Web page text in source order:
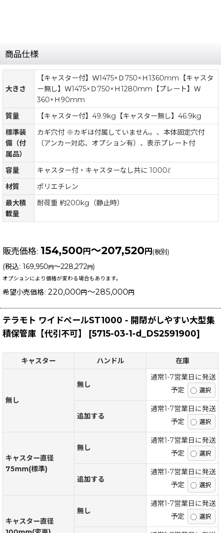
商品仕様
大きさ
【キャスター付】Ｗ1475×Ｄ750×Ｈ1360mm【キャスタ
ー無し】Ｗ1475×Ｄ750×Ｈ1280mm【プレート】Ｗ
360×Ｈ90mm
質量
【キャスター付】49.9kg【キャスター無し】46.9kg
標準装
備（付
属品）
カギ穴付 ※カギは付属していません。、本体固定穴付
（アンカー対応、オプション有）、表示プレート付
容量
キャスター付・キャスターなし共に 1000ℓ
材質
ポリエチレン
最大積
載量
耐荷重 約200kg（静止時）
販売価格: 154,500 円 ～207,520 円 (税別)
(税込: 169,950 円～228,272円)
オプションにより価格が変わる場合もあります。
希望小売価格: 220,000 円 ～285,000 円
テラモト ワイドペールST1000 - 開閉がしやすい大型集
積保管庫【代引不可】
[5715-03-1-d_DS2591900]
キャスター ハンドル 在庫
無し
無し
通常1-7営業日に発送
予定
追加する
通常1-7営業日に発送
予定
キャスター直径
75mm(標準)
無し
通常1-7営業日に発送
予定
追加する
通常1-7営業日に発送
予定
キャスター直径
無し
通常1-7営業日に発送
予定